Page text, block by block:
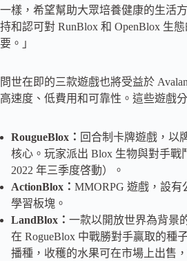
一樣，希望幫助大眾培養健康的生活
持和認可對 RunBlox 和 OpenBlox 生
要。」
問世在即的三款遊戲也將受益於
高速度、低費用和可靠性。這些遊戲分
RougueBlox： 回合制卡牌遊戲，以
核心。玩家派出 Blox 生物與對手戰
2022 年三季度啓動）。
ActionBlox： MMORPG 遊戲，設有
學習板塊。
LandBlox： 一款以開放世界為背景
在 RogueBlox 中戰勝對手贏取的種
播種，收穫的水果可在市場上出售